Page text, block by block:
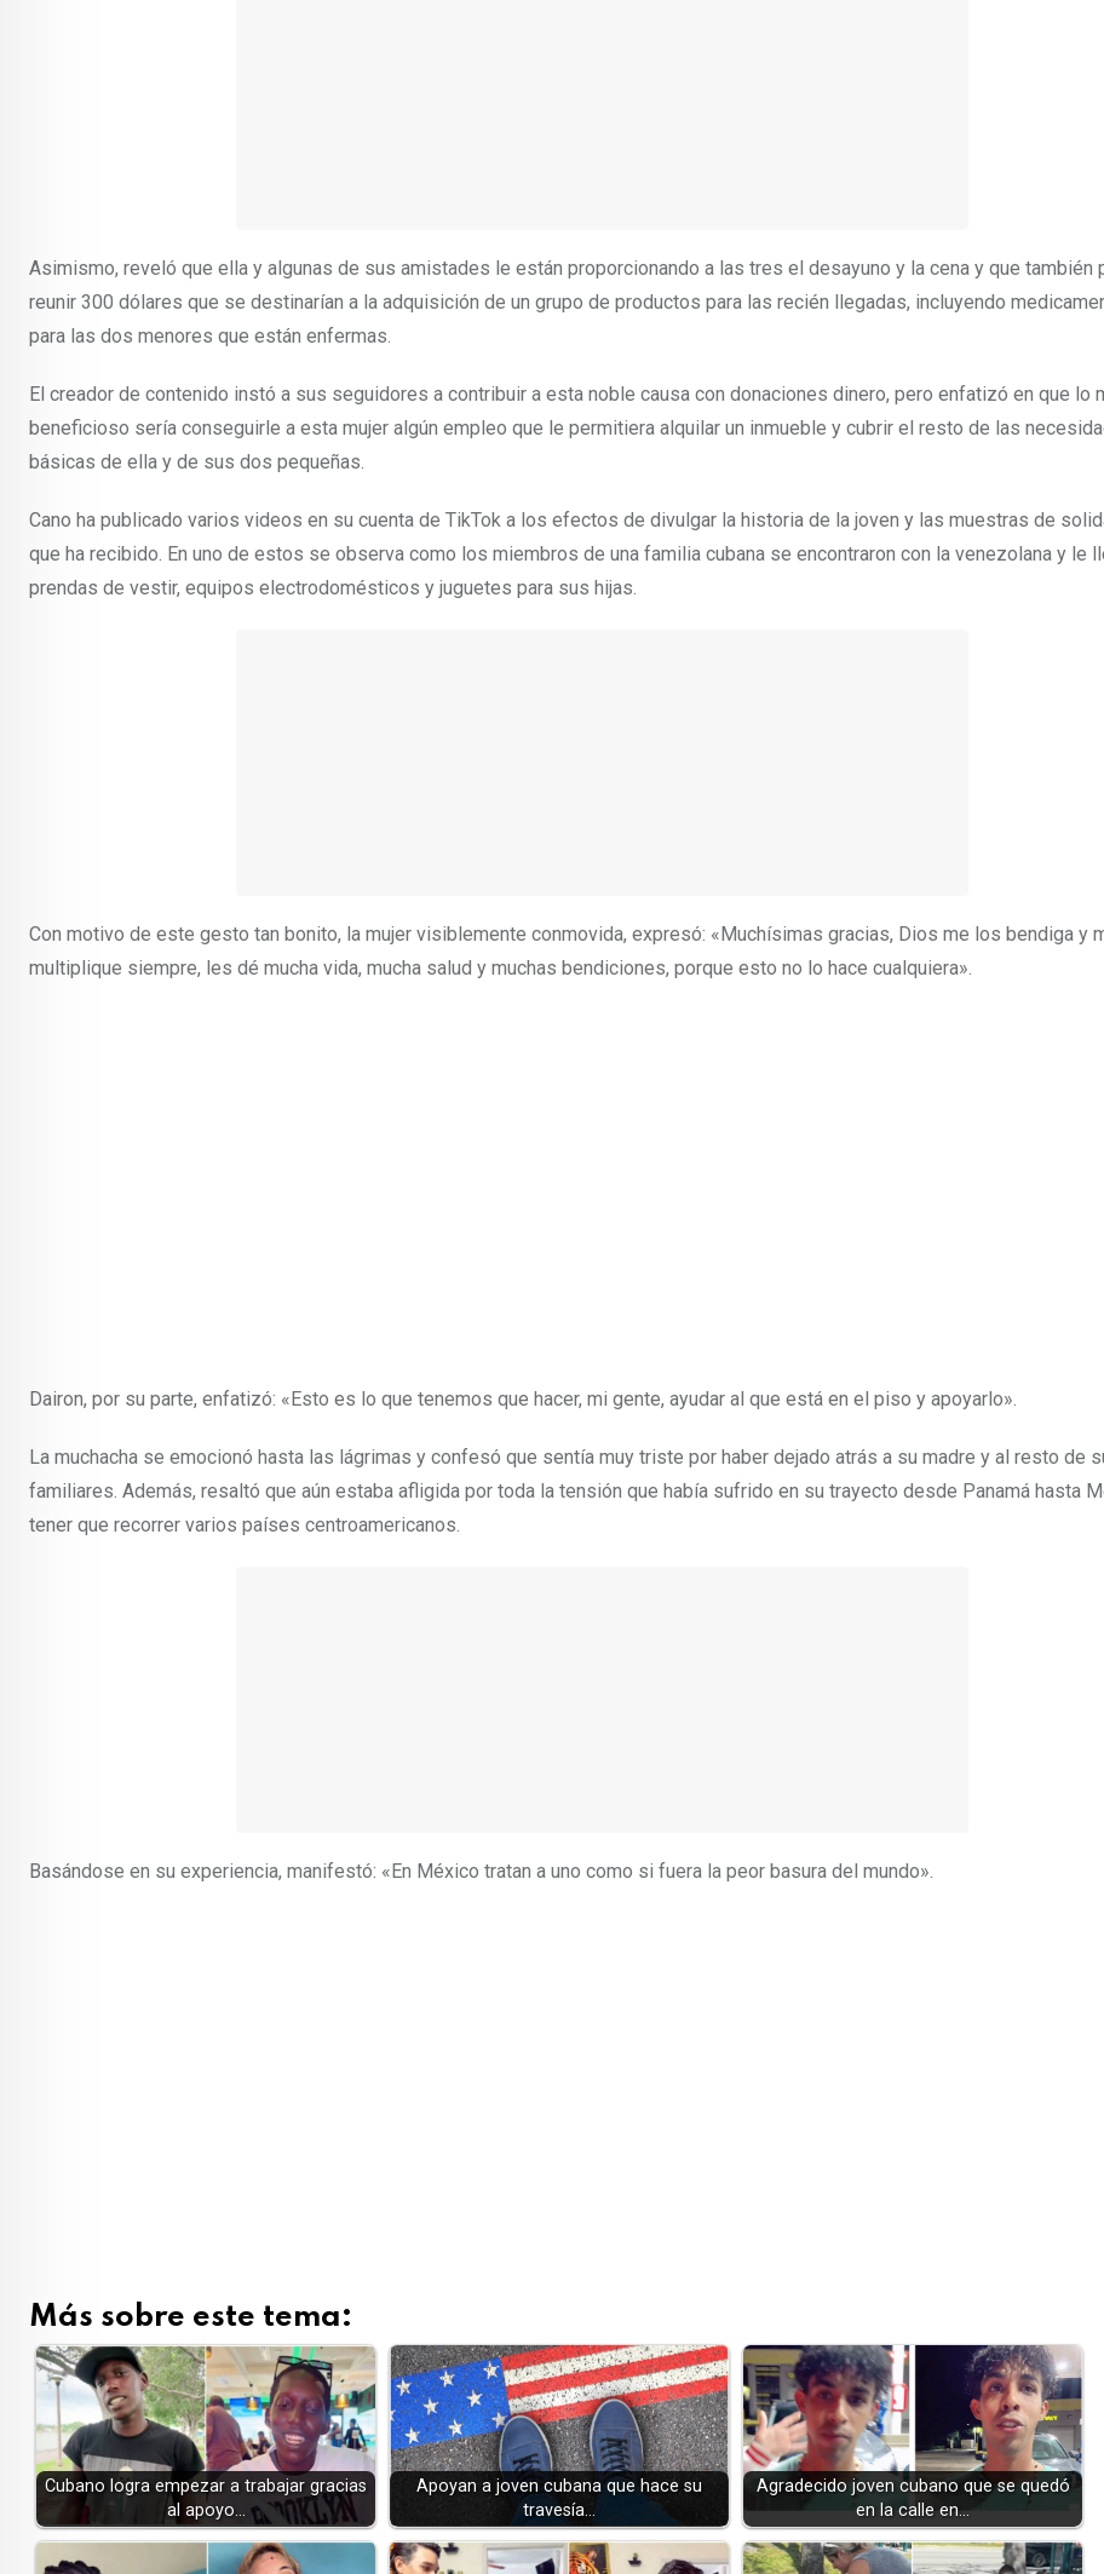
Asimismo, reveló que ella y algunas de sus amistades le están proporcionando a las tres el desayuno y la cena y que también
reunir 300 dólares que se destinarían a la adquisición de un grupo de productos para las recién llegadas, incluyendo
para las dos menores que están enfermas.
El creador de contenido instó a sus seguidores a contribuir a esta noble causa con donaciones dinero, pero enfatizó en que lo
beneficioso sería conseguirle a esta mujer algún empleo que le permitiera alquilar un inmueble y cubrir el resto de las
básicas de ella y de sus dos pequeñas.
Cano ha publicado varios videos en su cuenta de TikTok a los efectos de divulgar la historia de la joven y las muestras de
que ha recibido. En uno de estos se observa como los miembros de una familia cubana se encontraron con la venezolana y le
prendas de vestir, equipos electrodomésticos y juguetes para sus hijas.
Con motivo de este gesto tan bonito, la mujer visiblemente conmovida, expresó: «Muchísimas gracias, Dios me los bendiga y
multiplique siempre, les dé mucha vida, mucha salud y muchas bendiciones, porque esto no lo hace cualquiera».
Dairon, por su parte, enfatizó: «Esto es lo que tenemos que hacer, mi gente, ayudar al que está en el piso y apoyarlo».
La muchacha se emocionó hasta las lágrimas y confesó que sentía muy triste por haber dejado atrás a su madre y al resto de
familiares. Además, resaltó que aún estaba afligida por toda la tensión que había sufrido en su trayecto desde Panamá hasta
tener que recorrer varios países centroamericanos.
Basándose en su experiencia, manifestó: «En México tratan a uno como si fuera la peor basura del mundo».
Más sobre este tema:
Cubano logra empezar a trabajar gracias
al apoyo…
Apoyan a joven cubana que hace su
travesía…
Agradecido joven cubano que se quedó
en la calle en…